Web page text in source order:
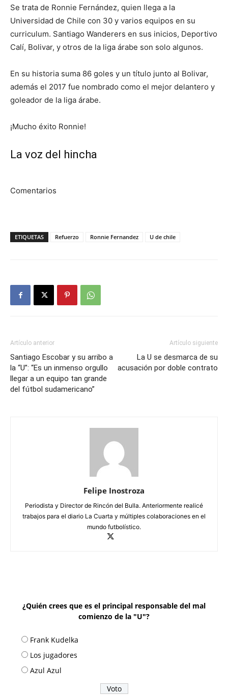
Se trata de Ronnie Fernández, quien llega a la
Universidad de Chile con 30 y varios equipos en su
curriculum. Santiago Wanderers en sus inicios, Deportivo
Calí, Bolivar, y otros de la liga árabe son solo algunos.
En su historia suma 86 goles y un título junto al Bolivar,
además el 2017 fue nombrado como el mejor delantero y
goleador de la liga árabe.
¡Mucho éxito Ronnie!
La voz del hincha
Comentarios
ETIQUETAS Refuerzo Ronnie Fernandez U de chile
Artículo anterior
Santiago Escobar y su arribo a
la “U”: “Es un inmenso orgullo
llegar a un equipo tan grande
del fútbol sudamericano”
Artículo siguiente
La U se desmarca de su
acusación por doble contrato
Felipe Inostroza
Periodista y Director de Rincón del Bulla. Anteriormente realicé
trabajos para el diario La Cuarta y múltiples colaboraciones en el
mundo futbolístico.
¿Quién crees que es el principal responsable del mal
comienzo de la "U"?
Frank Kudelka
Los jugadores
Azul Azul